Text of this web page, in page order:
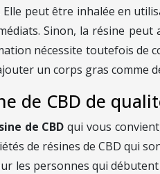
peut être inhalée en
Sinon, la résine
nécessite toutefois de
un corps gras comme
de CBD de
de CBD qui vous
de résines de CBD qui
personnes qui